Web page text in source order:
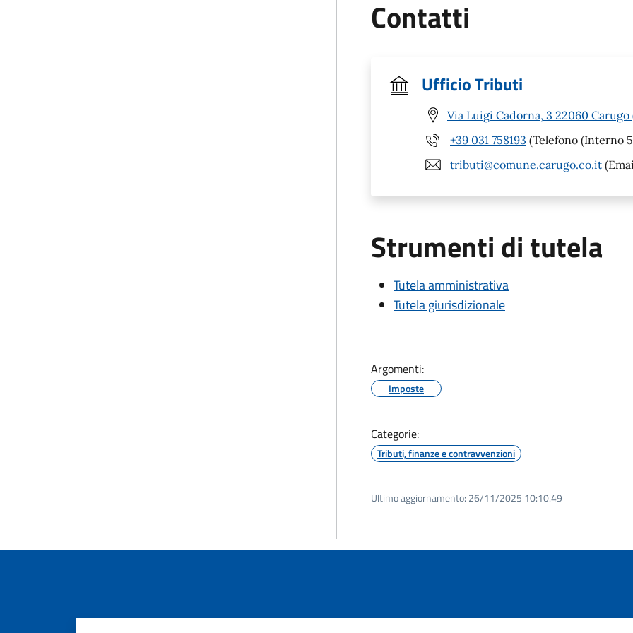
Contatti
Ufficio Tributi
Via Luigi Cadorna, 3 22060 Carugo
+39 031 758193 (Telefono (Interno
tributi@comune.carugo.co.it
Strumenti di tutela
Tutela amministrativa
Tutela giurisdizionale
Argomenti:
Imposte
Categorie:
Tributi, finanze e contravvenzioni
Ultimo aggiornamento: 26/11/2025 10:10.49